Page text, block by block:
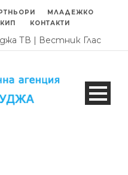
МЛАДЕЖКО
КОНТАКТИ
ТВ | Вестник Глас